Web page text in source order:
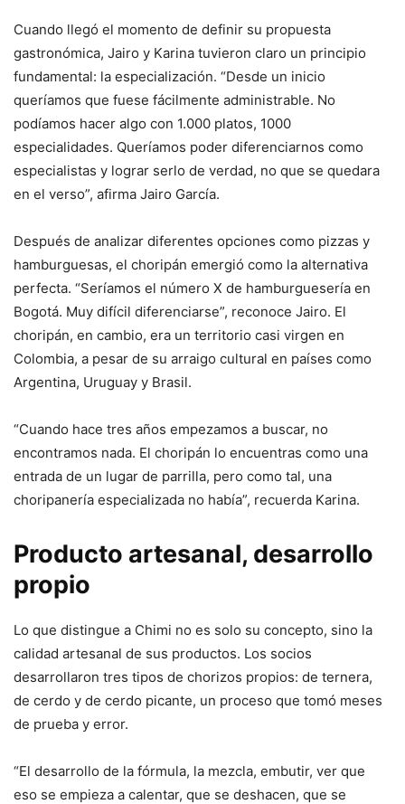
Cuando llegó el momento de definir su propuesta
gastronómica, Jairo y Karina tuvieron claro un principio
fundamental: la especialización. “Desde un inicio
queríamos que fuese fácilmente administrable. No
podíamos hacer algo con 1.000 platos, 1000
especialidades. Queríamos poder diferenciarnos como
especialistas y lograr serlo de verdad, no que se quedara
en el verso”, afirma Jairo García.
Después de analizar diferentes opciones como pizzas y
hamburguesas, el choripán emergió como la alternativa
perfecta. “Seríamos el número X de hamburguesería en
Bogotá. Muy difícil diferenciarse”, reconoce Jairo. El
choripán, en cambio, era un territorio casi virgen en
Colombia, a pesar de su arraigo cultural en países como
Argentina, Uruguay y Brasil.
“Cuando hace tres años empezamos a buscar, no
encontramos nada. El choripán lo encuentras como una
entrada de un lugar de parrilla, pero como tal, una
choripanería especializada no había”, recuerda Karina.
Producto artesanal, desarrollo
propio
Lo que distingue a Chimi no es solo su concepto, sino la
calidad artesanal de sus productos. Los socios
desarrollaron tres tipos de chorizos propios: de ternera,
de cerdo y de cerdo picante, un proceso que tomó meses
de prueba y error.
“El desarrollo de la fórmula, la mezcla, embutir, ver que
eso se empieza a calentar, que se deshacen, que se